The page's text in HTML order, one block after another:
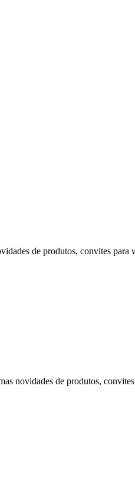
de produtos, convites para
novidades de produtos,